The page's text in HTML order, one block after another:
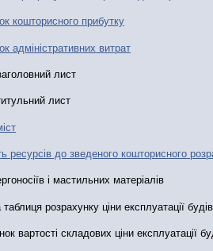
кошторисного прибутку
адміністративних витрат
лист
лист
ресурсів до зведеного кошторисного
і мастильних матеріалів
розрахунку ціни експлуатації
вартості складових ціни експлуатації